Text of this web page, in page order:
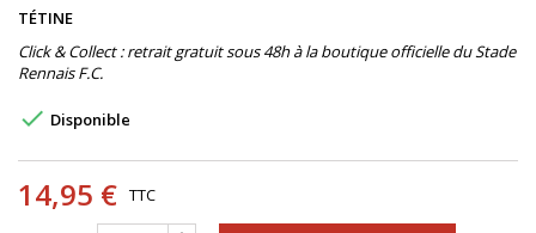
TÉTINE
Click & Collect : retrait gratuit sous 48h à la boutique officielle du Stade
Rennais F.C.
 Disponible
14,95 € TTC